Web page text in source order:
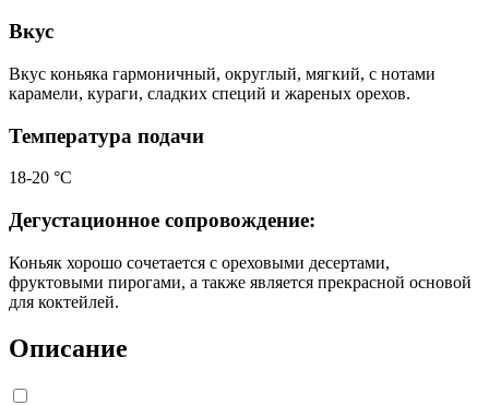
Вкус
Вкус коньяка гармоничный, округлый, мягкий, с нотами
карамели, кураги, сладких специй и жареных орехов.
Температура подачи
18-20 °С
Дегустационное сопровождение:
Коньяк хорошо сочетается с ореховыми десертами,
фруктовыми пирогами, а также является прекрасной основой
для коктейлей.
Описание